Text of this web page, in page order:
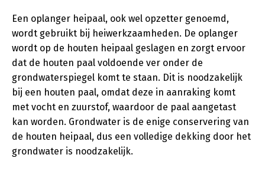
Een oplanger heipaal, ook wel opzetter genoemd,
wordt gebruikt bij heiwerkzaamheden. De oplanger
wordt op de houten heipaal geslagen en zorgt ervoor
dat de houten paal voldoende ver onder de
grondwaterspiegel komt te staan. Dit is noodzakelijk
bij een houten paal, omdat deze in aanraking komt
met vocht en zuurstof, waardoor de paal aangetast
kan worden. Grondwater is de enige conservering van
de houten heipaal, dus een volledige dekking door het
grondwater is noodzakelijk.